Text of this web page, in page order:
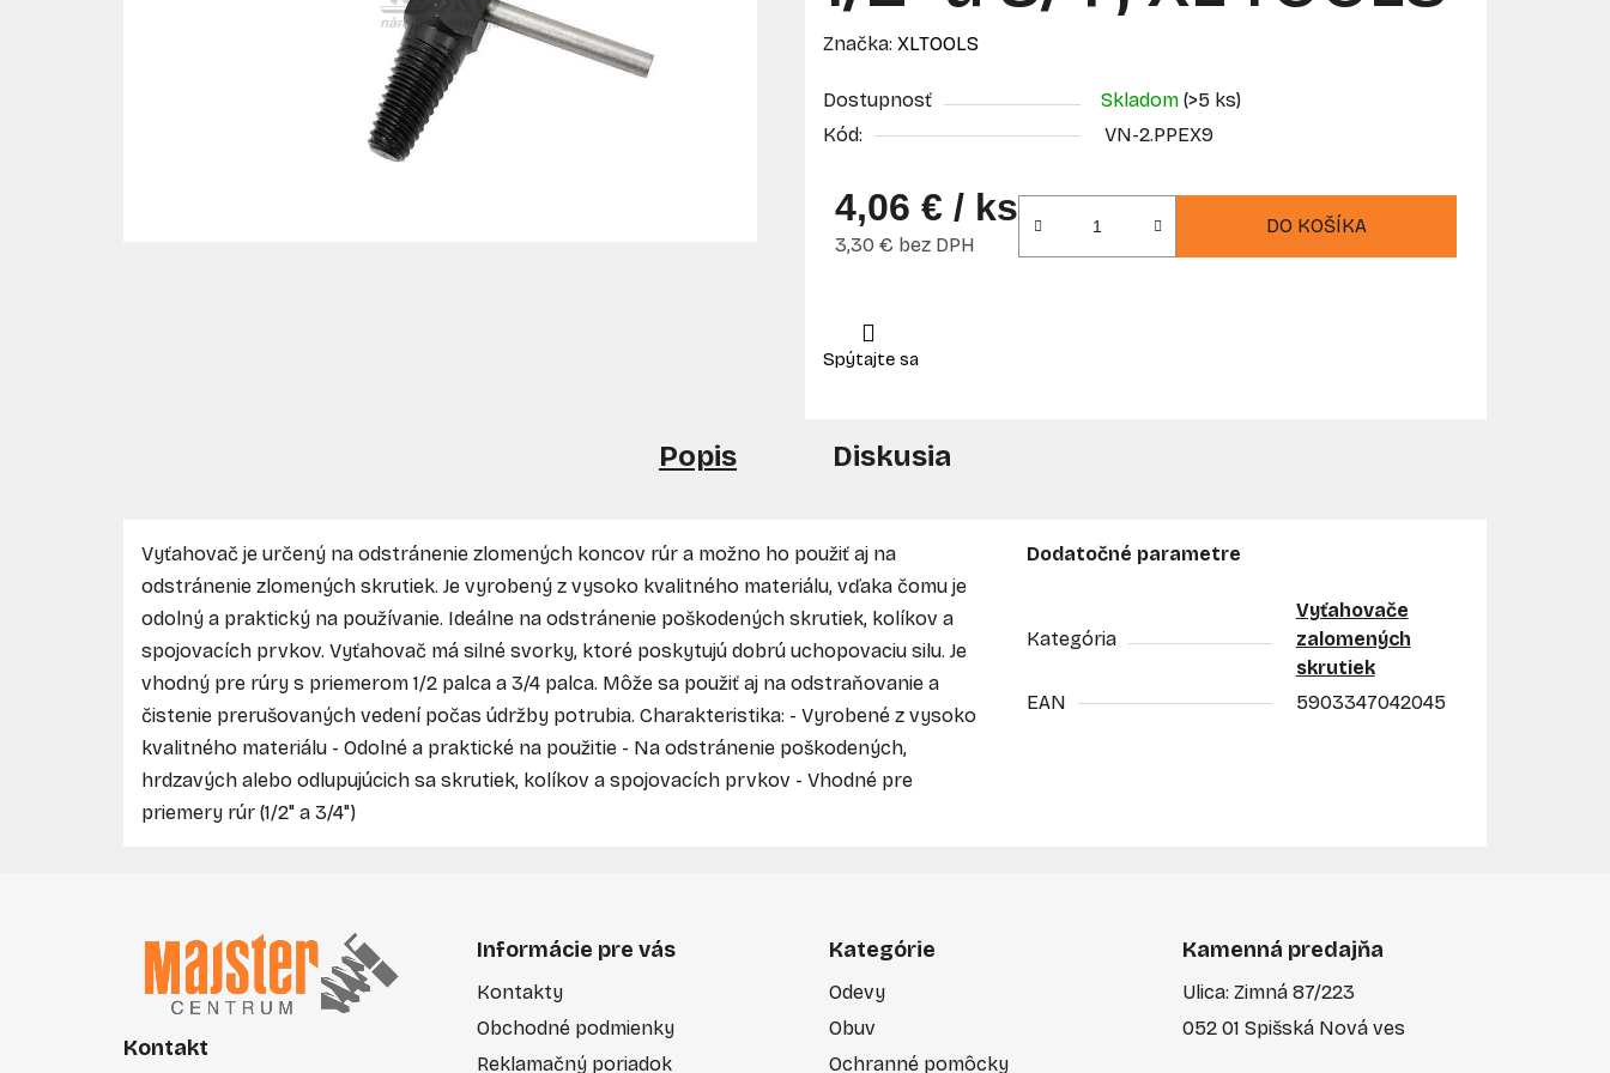
Značka: XLTOOLS
Dostupnosť Skladom (>5 ks)
Kód:
VN-2.PPEX9
4,06 € / ks
3,30 € bez DPH
DO KOŠÍKA
Popis Diskusia
Vyťahovač je určený na odstránenie zlomených koncov rúr a možno ho použiť aj na
odstránenie zlomených skrutiek. Je vyrobený z vysoko kvalitného materiálu, vďaka čomu je
odolný a praktický na používanie. Ideálne na odstránenie poškodených skrutiek, kolíkov a
spojovacích prvkov. Vyťahovač má silné svorky, ktoré poskytujú dobrú uchopovaciu silu. Je
vhodný pre rúry s priemerom 1/2 palca a 3/4 palca. Môže sa použiť aj na odstraňovanie a
čistenie prerušovaných vedení počas údržby potrubia. Charakteristika: - Vyrobené z vysoko
kvalitného materiálu - Odolné a praktické na použitie - Na odstránenie poškodených,
hrdzavých alebo odlupujúcich sa skrutiek, kolíkov a spojovacích prvkov - Vhodné pre
priemery rúr (1/2" a 3/4")
Dodatočné parametre
Kategória
Vyťahovače
zalomených
skrutiek
EAN
5903347042045
Kontakt
Informácie pre vás
Kontakty
Obchodné podmienky
Reklamačný poriadok
Kategórie
Odevy
Obuv
Ochranné pomôcky
Kamenná predajňa
Ulica: Zimná 87/223
052 01 Spišská Nová ves